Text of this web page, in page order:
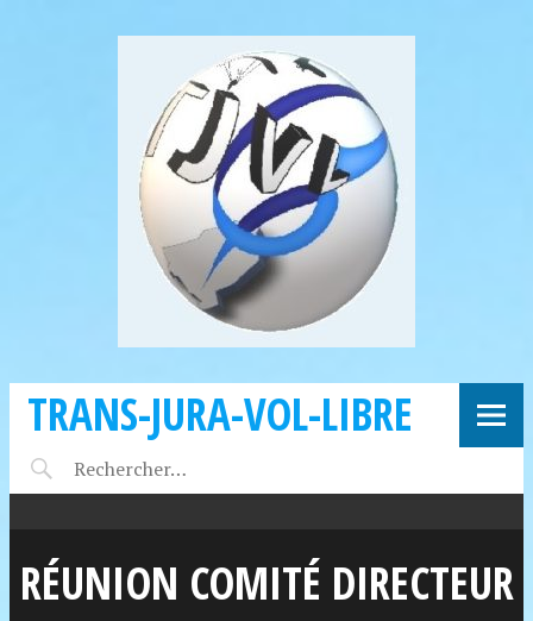
TRANS-JURA-VOL-LIBRE
RÉUNION COMITÉ DIRECTEUR